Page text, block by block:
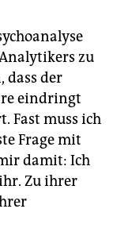
zu
dass der
eindringt
Fast muss ich
Frage mit
damit: Ich
Zu ihrer